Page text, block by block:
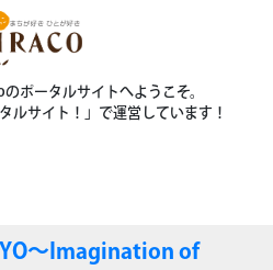
ポータルサイトへようこそ。
ルサイト！」で運営しています！
～Imagination of